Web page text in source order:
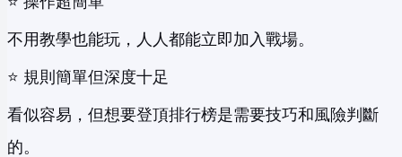
不用教學也能玩，人人都能立即加入戰場。
⭐ 規則簡單但深度十足
看似容易，但想要登頂排行榜是需要技巧和風險判斷
的。